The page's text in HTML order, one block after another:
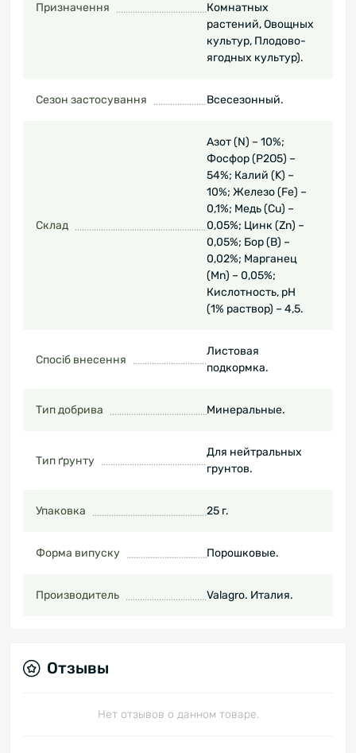
Призначення
Комнатных
растений, Овощных
культур, Плодово-
ягодных культур).
Сезон застосування Всесезонный.
Склад
Азот (N) – 10%;
Фосфор (P2O5) –
54%; Калий (K) –
10%; Железо (Fe) –
0,1%; Медь (Cu) –
0,05%; Цинк (Zn) –
0,05%; Бор (B) –
0,02%; Марганец
(Mn) – 0,05%;
Кислотность, рН
(1% раствор) – 4,5.
Спосіб внесення
Листовая
подкормка.
Тип добрива Минеральные.
Тип ґрунту
Для нейтральных
грунтов.
Упаковка 25 г.
Форма випуску Порошковые.
Производитель Valagro. Италия.
Отзывы
Нет отзывов о данном товаре.